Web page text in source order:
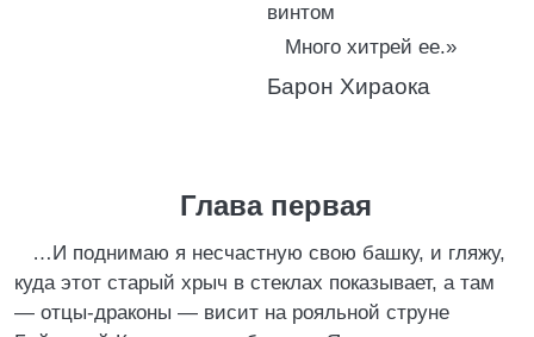
винтом
Много хитрей ее.»
Барон Хираока
Глава первая
…И поднимаю я несчастную свою башку, и гляжу,
куда этот старый хрыч в стеклах показывает, а там
— отцы-драконы — висит на рояльной струне